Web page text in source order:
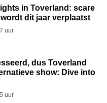
in Toverland: scare
dit jaar verplaatst
uur
dus Toverland
show: Dive into
uur